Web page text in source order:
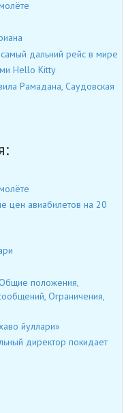
дальний рейс в мире
Hello Kitty
Рамадана, Саудовская
цен авиабилетов на 20
Общие положения,
Ограничения,
йуллари»
директор покидает